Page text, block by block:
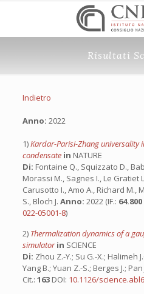
Risultati
Indietro
Anno: 2022
1)Kardar-Parisi-Zhang universality
condensate in NATURE
Di: Fontaine Q., Squizzato D.,
Morassi M., Sagnes I., Le Gratiet
Carusotto I., Amo A., Richard M.,
S., Bloch J. Anno: 2022 (IF.: 64.800
022-05001-8)
2) Thermalization dynamics of a
simulatorin SCIENCE
Di: Zhou Z.-Y.; Su G.-X.; Halimeh
Yang B.; Yuan Z.-S.; Berges J.; Pan
Cit.: 163 DOI: 10.1126/